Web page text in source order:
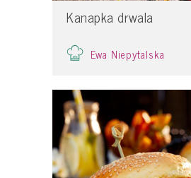
Kanapka drwala
Ewa Niepytalska